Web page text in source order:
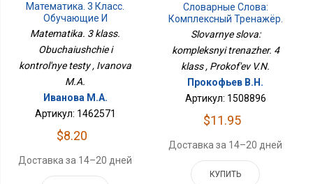
Математика. 3 Класс.
Обучающие И
Контрольные Тесты
Matematika. 3 klass.
Obuchaiushchie i
kontrol'nye testy , Ivanova
M.A.
Иванова М.А.
Артикул: 1462571
$8.20
Доставка за 14–20 дней
Словарные Слова:
Комплексный Тренажёр.
4 Класс
Slovarnye slova:
kompleksnyi trenazher. 4
klass , Prokof'ev V.N.
Прокофьев В.Н.
Артикул: 1508896
$11.95
Доставка за 14–20 дней
КУПИТЬ